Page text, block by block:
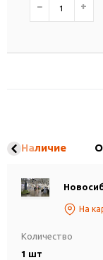
− +
Наличие
На
Количество
1 шт